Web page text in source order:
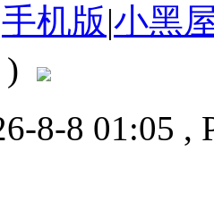
手机版|小黑
)
8-8 01:05 ,